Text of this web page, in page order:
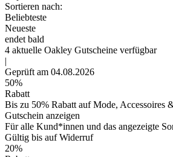
Sortieren nach:
Beliebteste
Neueste
endet bald
4 aktuelle Oakley Gutscheine verfügbar
|
Geprüft am 04.08.2026
50%
Rabatt
Bis zu 50% Rabatt auf Mode, Accessoires
Gutschein anzeigen
Für alle Kund*innen und das angezeigte
Gültig bis auf Widerruf
20%